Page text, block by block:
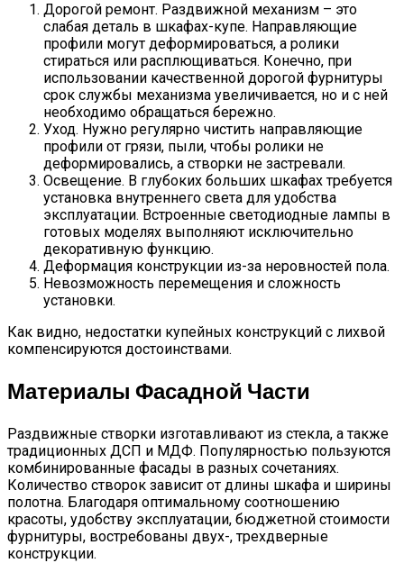
Дорогой ремонт. Раздвижной механизм – это
слабая деталь в шкафах-купе. Направляющие
профили могут деформироваться, а ролики
стираться или расплющиваться. Конечно, при
использовании качественной дорогой фурнитуры
срок службы механизма увеличивается, но и с ней
необходимо обращаться бережно.
Уход. Нужно регулярно чистить направляющие
профили от грязи, пыли, чтобы ролики не
деформировались, а створки не застревали.
Освещение. В глубоких больших шкафах требуется
установка внутреннего света для удобства
эксплуатации. Встроенные светодиодные лампы в
готовых моделях выполняют исключительно
декоративную функцию.
Деформация конструкции из-за неровностей пола.
Невозможность перемещения и сложность
установки.
Как видно, недостатки купейных конструкций с лихвой
компенсируются достоинствами.
Материалы Фасадной Части
Раздвижные створки изготавливают из стекла, а также
традиционных ДСП и МДФ. Популярностью пользуются
комбинированные фасады в разных сочетаниях.
Количество створок зависит от длины шкафа и ширины
полотна. Благодаря оптимальному соотношению
красоты, удобству эксплуатации, бюджетной стоимости
фурнитуры, востребованы двух-, трехдверные
конструкции.